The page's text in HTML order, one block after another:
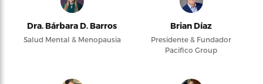
Dra. Bárbara D. Barros
Salud Mental & Menopausia
Brian Díaz
Presidente & Fundador
Pacifico Group